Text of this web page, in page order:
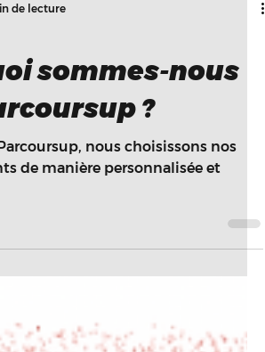
sommes-nous
?
nous choisissons nos